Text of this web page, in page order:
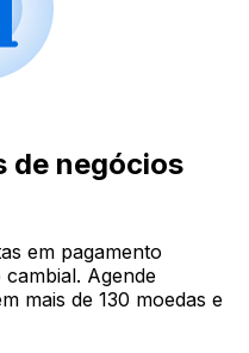
de negócios
em pagamento
Agende
mais de 130 moedas e